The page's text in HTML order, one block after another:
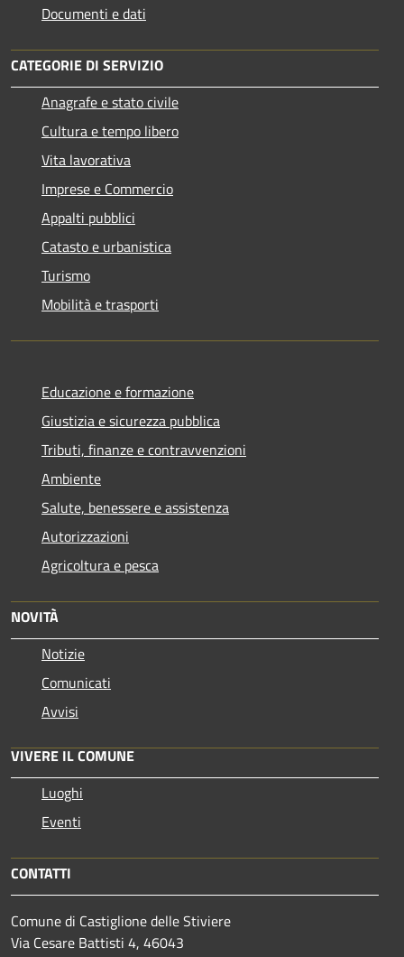
Documenti e dati
CATEGORIE DI SERVIZIO
Anagrafe e stato civile
Cultura e tempo libero
Vita lavorativa
Imprese e Commercio
Appalti pubblici
Catasto e urbanistica
Turismo
Mobilità e trasporti
Educazione e formazione
Giustizia e sicurezza pubblica
Tributi, finanze e contravvenzioni
Ambiente
Salute, benessere e assistenza
Autorizzazioni
Agricoltura e pesca
NOVITÀ
Notizie
Comunicati
Avvisi
VIVERE IL COMUNE
Luoghi
Eventi
CONTATTI
Comune di Castiglione delle Stiviere
Via Cesare Battisti 4, 46043